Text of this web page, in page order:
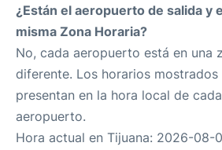
¿Están el aeropuerto de salida y
misma Zona Horaria?
No, cada aeropuerto está en una
diferente. Los horarios mostrados
presentan en la hora local de
aeropuerto.
Hora actual en Tijuana: 2026-08-